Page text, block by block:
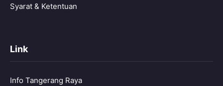
Syarat & Ketentuan
Link
Info Tangerang Raya